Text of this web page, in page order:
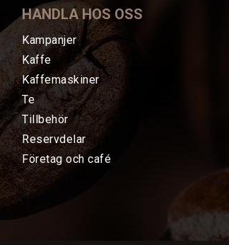
HANDLA HOS OSS
Kampanjer
Kaffe
Kaffemaskiner
Te
Tillbehör
Reservdelar
Företag och café